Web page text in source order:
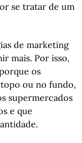
se tratar de um
de marketing
mais. Por isso,
os
ou no fundo,
supermercados
e que